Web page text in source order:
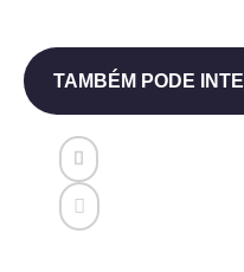
TAMBÉM PODE